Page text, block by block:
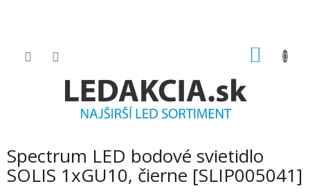
Spectrum LED bodové svietidlo
SOLIS 1xGU10, čierne [SLIP005041]